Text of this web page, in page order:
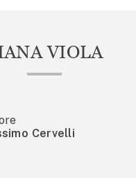
VIOLA
Cervelli